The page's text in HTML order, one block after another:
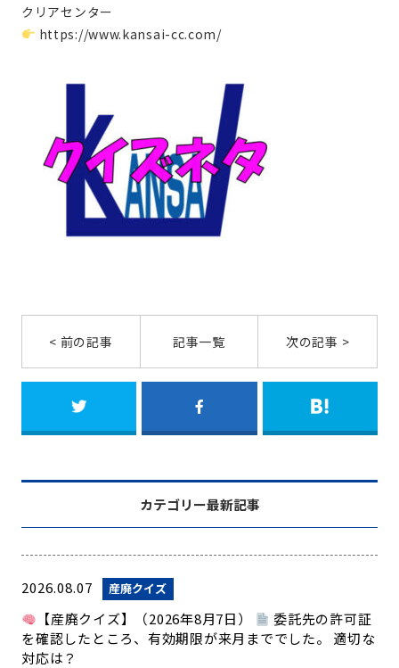
クリアセンター
https://www.kansai-cc.com/
< 前の記事 記事一覧 次の記事 >
カテゴリー最新記事
2026.08.07 産廃クイズ
【産廃クイズ】（2026年8月7日）
委託先の許可証
を確認したところ、有効期限が来月まででした。 適切な
対応は？